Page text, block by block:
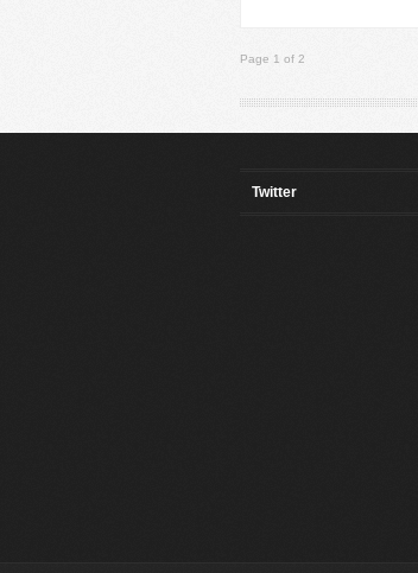
Page 1 of 2
Twitter